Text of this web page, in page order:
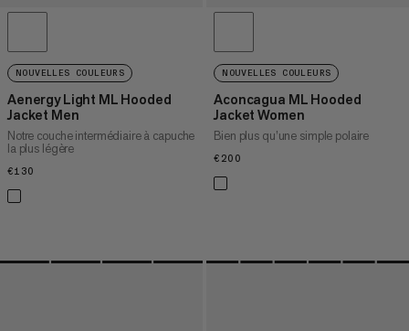
NOUVELLES COULEURS
Aenergy Light ML Hooded
Jacket Men
Notre couche intermédiaire à capuche
la plus légère
€130
NOUVELLES COULEURS
Aconcagua ML Hooded
Jacket Women
Bien plus qu’une simple polaire
€200